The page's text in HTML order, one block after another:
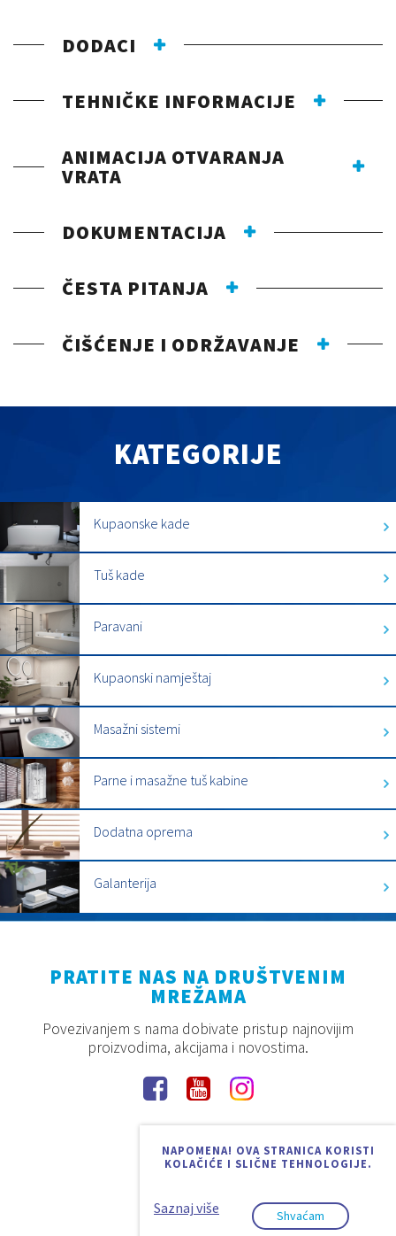
DODACI
TEHNIČKE INFORMACIJE
ANIMACIJA OTVARANJA
VRATA
DOKUMENTACIJA
ČESTA PITANJA
ČIŠĆENJE I ODRŽAVANJE
KATEGORIJE
Kupaonske kade
Tuš kade
Paravani
Kupaonski namještaj
Masažni sistemi
Parne i masažne tuš kabine
Dodatna oprema
Galanterija
NAPOMENA! OVA STRANICA KORISTI
KOLAČIĆE I SLIČNE TEHNOLOGIJE.
Saznaj više Shvaćam
PRATITE NAS NA DRUŠTVENIM
MREŽAMA
Povezivanjem s nama dobivate pristup najnovijim
proizvodima, akcijama i novostima.